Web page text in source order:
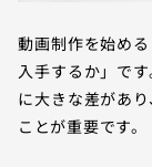
動画制作を始め
入手するか」で
に大きな差があ
ことが重要です。